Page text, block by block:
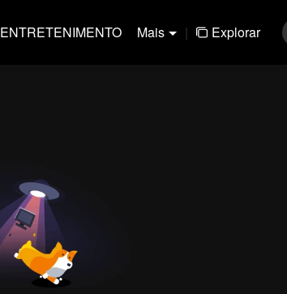
ENTRETENIMENTO Mais | Explorar